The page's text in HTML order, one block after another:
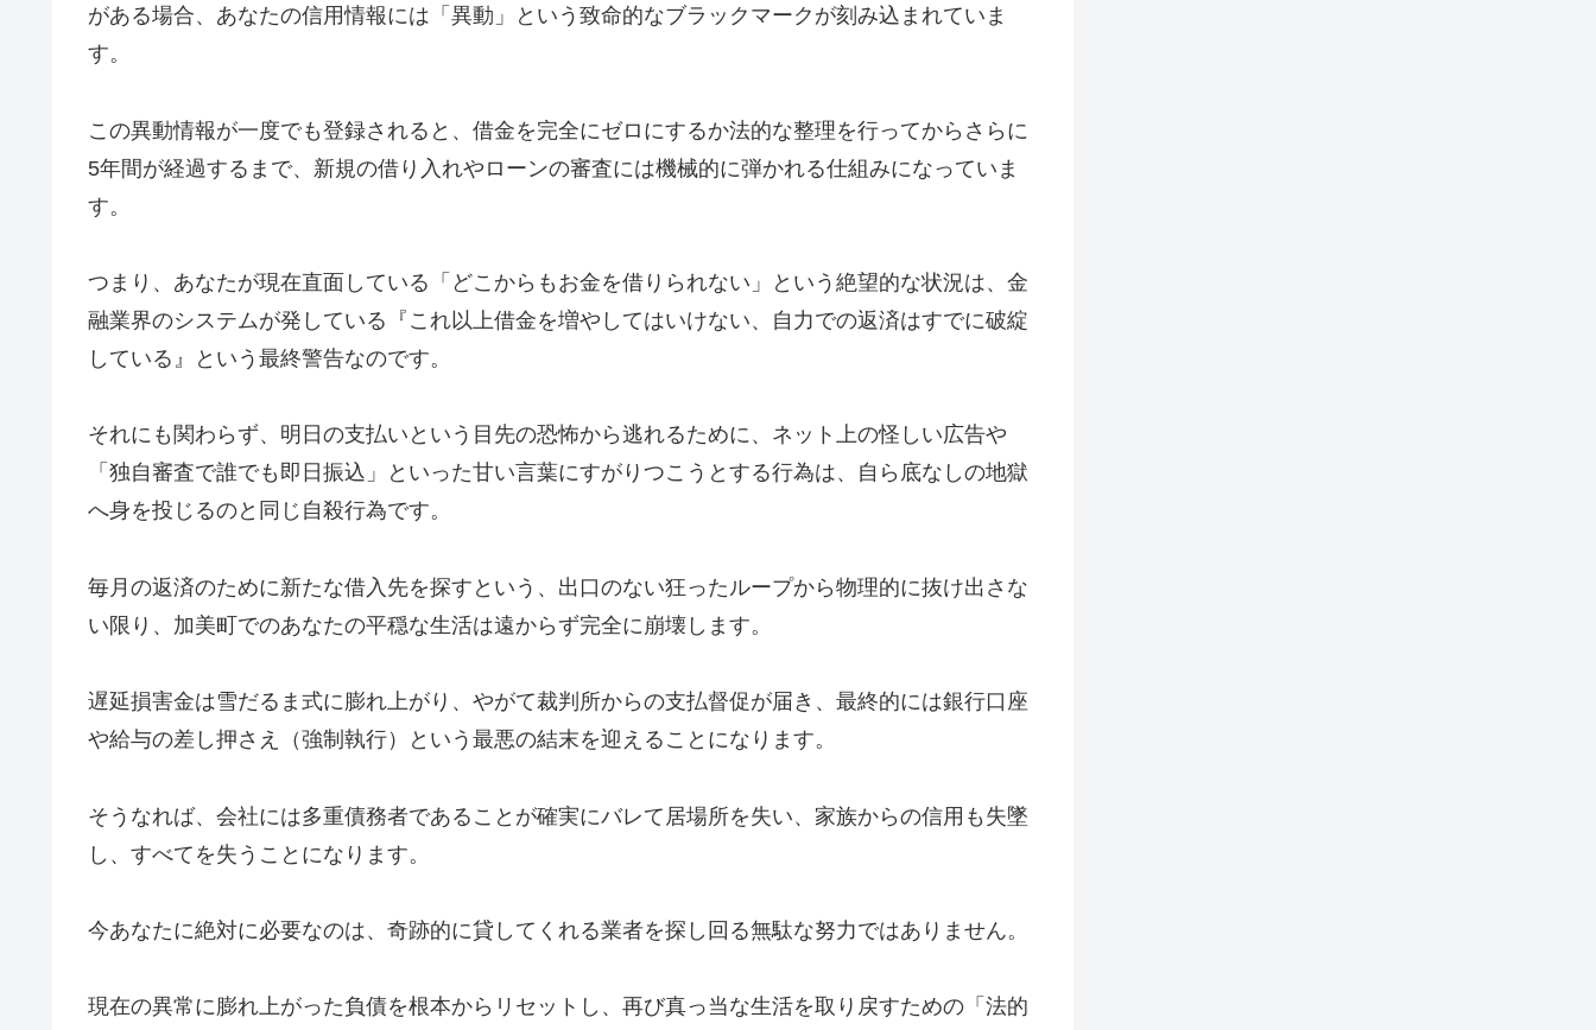
がある場合、あなたの信用情報には「異動」という致命的なブラックマークが刻み込まれていま
す。
この異動情報が一度でも登録されると、借金を完全にゼロにするか法的な整理を行ってからさらに
5年間が経過するまで、新規の借り入れやローンの審査には機械的に弾かれる仕組みになっていま
す。
つまり、あなたが現在直面している「どこからもお金を借りられない」という絶望的な状況は、金
融業界のシステムが発している『これ以上借金を増やしてはいけない、自力での返済はすでに破綻
している』という最終警告なのです。
それにも関わらず、明日の支払いという目先の恐怖から逃れるために、ネット上の怪しい広告や
「独自審査で誰でも即日振込」といった甘い言葉にすがりつこうとする行為は、自ら底なしの地獄
へ身を投じるのと同じ自殺行為です。
毎月の返済のために新たな借入先を探すという、出口のない狂ったループから物理的に抜け出さな
い限り、加美町でのあなたの平穏な生活は遠からず完全に崩壊します。
遅延損害金は雪だるま式に膨れ上がり、やがて裁判所からの支払督促が届き、最終的には銀行口座
や給与の差し押さえ（強制執行）という最悪の結末を迎えることになります。
そうなれば、会社には多重債務者であることが確実にバレて居場所を失い、家族からの信用も失墜
し、すべてを失うことになります。
今あなたに絶対に必要なのは、奇跡的に貸してくれる業者を探し回る無駄な努力ではありません。
現在の異常に膨れ上がった負債を根本からリセットし、再び真っ当な生活を取り戻すための「法的